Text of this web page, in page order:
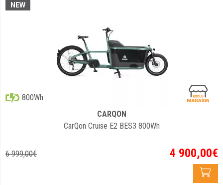
NEW
800Wh
CARQON
CarQon Cruise E2 BES3 800Wh
6 999,00€ 4 900,00€